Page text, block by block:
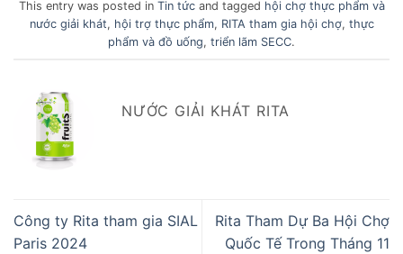
This entry was posted in Tin tứcand tagged hội chợ thực phẩm và
nước giải khát, hội trợ thực phẩm, RITA tham gia hội chợ, thực
phẩm và đồ uống, triển lãm SECC.
NƯỚC GIẢI KHÁT RITA
Công ty Rita tham gia SIAL
Paris 2024
Rita Tham Dự Ba Hội Chợ
Quốc Tế Trong Tháng 11